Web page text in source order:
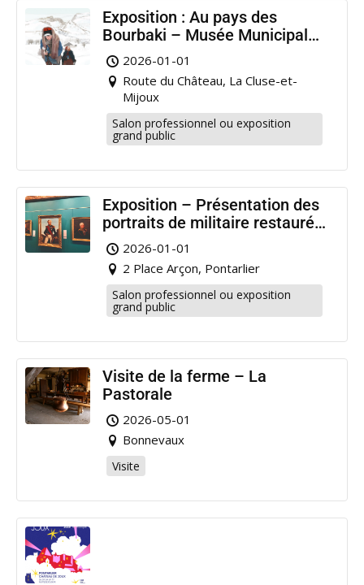
Exposition : Au pays des
Bourbaki – Musée Municipal
Pontarlier
2026-01-01
Route du Château, La Cluse-et-
Mijoux
Salon professionnel ou exposition
grand public
Exposition – Présentation des
portraits de militaire restaurés
à Pontarlier
2026-01-01
2 Place Arçon, Pontarlier
Salon professionnel ou exposition
grand public
Visite de la ferme – La
Pastorale
2026-05-01
Bonnevaux
Visite